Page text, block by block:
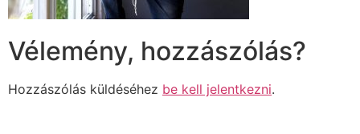
Vélemény, hozzászólás?
Hozzászólás küldéséhez be kell jelentkezni.